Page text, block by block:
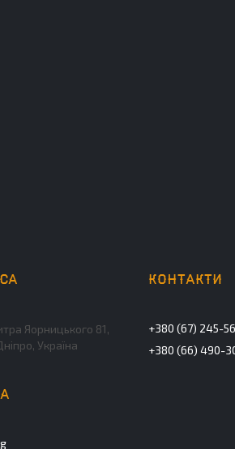
Яорницького 81,
Україна
+380 (67) 245-
+380 (66) 490-